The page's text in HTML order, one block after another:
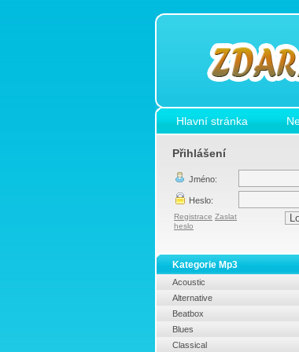
Hlavní stránka
Přihlášení
Jméno:
Heslo:
Registrace Zaslat
heslo
Kategorie Mp3
Acoustic
Alternative
Beatbox
Blues
Classical